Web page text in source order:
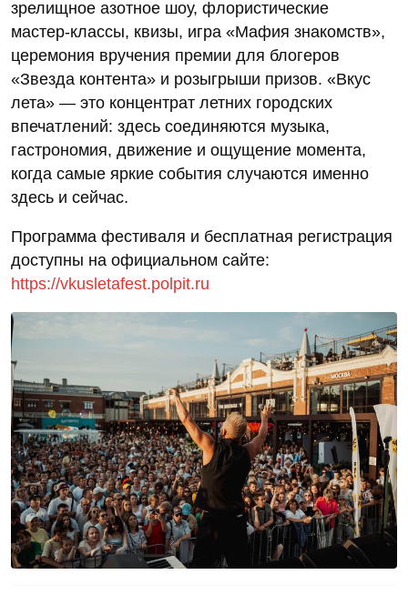
зрелищное азотное шоу, флористические
мастер‑классы, квизы, игра «Мафия знакомств»,
церемония вручения премии для блогеров
«Звезда контента» и розыгрыши призов. «Вкус
лета» — это концентрат летних городских
впечатлений: здесь соединяются музыка,
гастрономия, движение и ощущение момента,
когда самые яркие события случаются именно
здесь и сейчас.
Программа фестиваля и бесплатная регистрация
доступны на официальном сайте:
https://vkusletafest.polpit.ru